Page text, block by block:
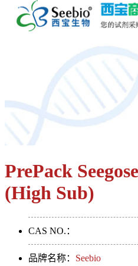
PrePack
(High Sub)
CAS NO.：
品牌名称： Seebio